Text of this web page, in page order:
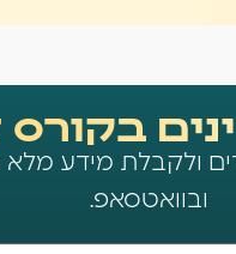
בקורס
ולקבלת מידע מלא
ובוואטסאפ.